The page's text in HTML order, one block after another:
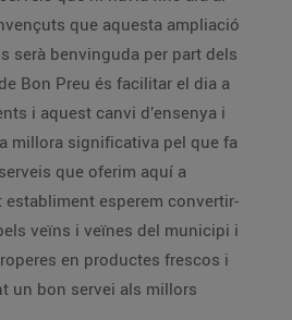
que aquesta ampliació
serà benvinguda per part dels
Bon Preu és facilitar el dia a
i aquest canvi d’ensenya i
millora significativa pel que fa
que oferim aquí a
establiment esperem convertir-
veïns i veïnes del municipi i
en productes frescos i
un bon servei als millors